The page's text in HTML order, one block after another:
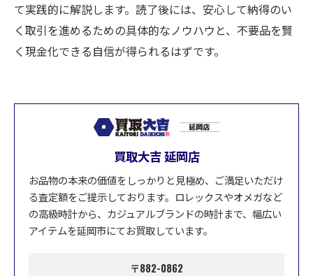
て実践的に解説します。読了後には、安心して納得のい
く取引を進めるための具体的なノウハウと、不要品を賢
く現金化できる自信が得られるはずです。
買取大吉 延岡店
お品物の本来の価値をしっかりと見極め、ご満足いただけ
る査定額をご提示しております。ロレックスやオメガなど
の高級時計から、カジュアルブランドの時計まで、幅広い
アイテムを延岡市にてお買取しています。
〒882-0862